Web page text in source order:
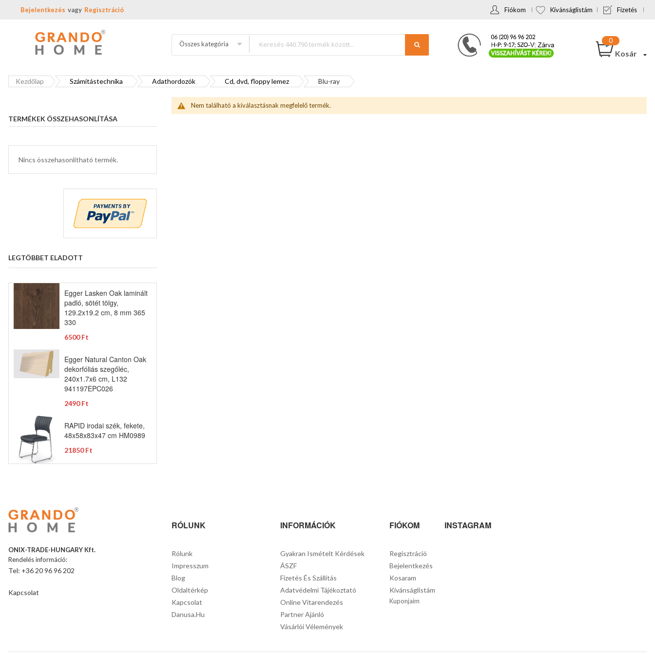
Bejelentkezés Regisztráció Fiókom Kívánságlistám Fizetés
Összes kategória
Kosár
Kezdőlap Számítástechnika Adathordozók Cd, dvd, floppy lemez Blu-ray
Nem található a kiválasztásnak megfelelő termék.
TERMÉKEK ÖSSZEHASONLÍTÁSA
Nincs összehasonlítható termék.
LEGTÖBBET ELADOTT
Egger Lasken Oak laminált
padló, sötét tölgy,
129.2x19.2 cm, 8 mm 365
330
6500 Ft
Egger Natural Canton Oak
dekorfóliás szegőléc,
240x1.7x6 cm, L132
941197EPC026
2490 Ft
RAPID irodai szék, fekete,
48x58x83x47 cm HM0989
21850 Ft
ONIX-TRADE-HUNGARY Kft.
Rendelés információ:
Tel: +36 20 96 96 202
Kapcsolat
RÓLUNK
Rólunk
Impresszum
Blog
Oldaltérkép
Kapcsolat
Danusa.hu
INFORMÁCIÓK
Gyakran Ismételt Kérdések
ÁSZF
Fizetés És Szállítás
Adatvédelmi Tájékoztató
Online Vitarendezés
Partner Ajánló
Vásárlói Vélemények
FIÓKOM
Regisztráció
Bejelentkezés
Kosaram
Kívánságlistám
Kuponjaim
INSTAGRAM